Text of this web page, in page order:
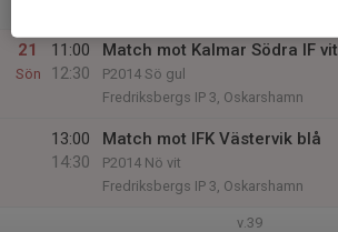
21
Sön
11:00
12:30
Match mot Kalmar Södra IF vit
P2014 Sö gul
Fredriksbergs IP 3, Oskarshamn
13:00
14:30
Match mot IFK Västervik blå
P2014 Nö vit
Fredriksbergs IP 3, Oskarshamn
v.39